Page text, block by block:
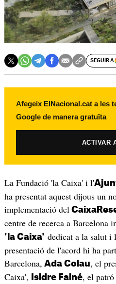
SEGUIR A
Afegeix ElNacional.cat a les
Google de manera gratuïta
ACTIVAR
La Fundació 'la Caixa' i l'
ha presentat aquest dijous un
implementació del
centre de recerca a Barcelona
'la Caixa' dedicat a la salut i
presentació de l'acord hi ha
Barcelona, Ada Colau, el
Caixa',
Isidre Fainé, el